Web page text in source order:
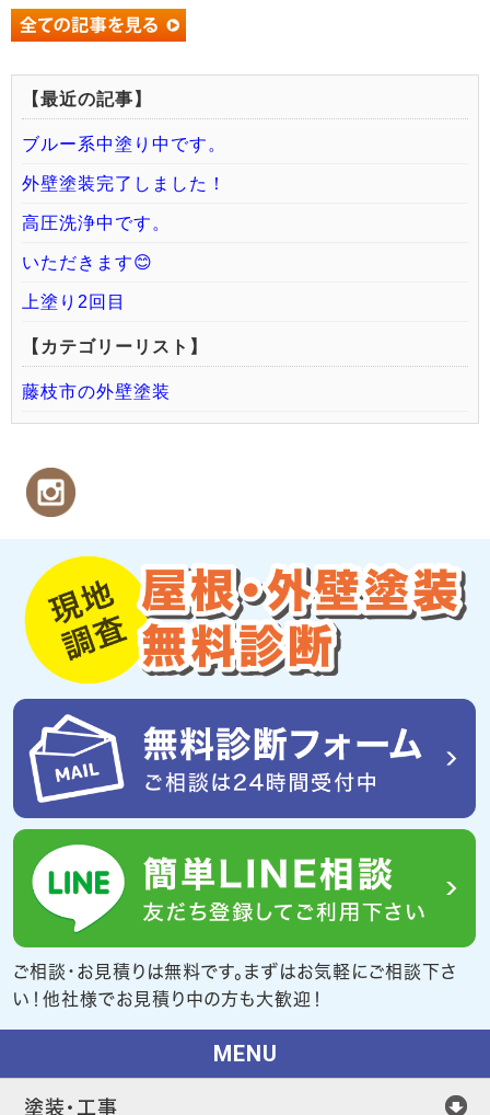
【最近の記事】
ブルー系中塗り中です。
外壁塗装完了しました！
高圧洗浄中です。
いただきます😊
上塗り2回目
【カテゴリーリスト】
藤枝市の外壁塗装
ご相談・お見積りは無料です。まずはお気軽にご相談下さ
い！他社様でお見積り中の方も大歓迎！
MENU
塗装・工事